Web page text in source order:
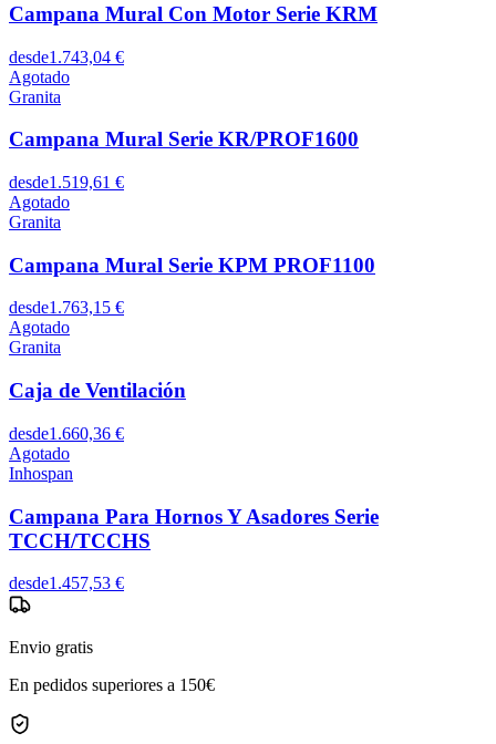
Campana Mural Con Motor Serie KRM
desde1.743,04 €
Agotado
Granita
Campana Mural Serie KR/PROF1600
desde1.519,61 €
Agotado
Granita
Campana Mural Serie KPM PROF1100
desde1.763,15 €
Agotado
Granita
Caja de Ventilación
desde1.660,36 €
Agotado
Inhospan
Campana Para Hornos Y Asadores Serie
TCCH/TCCHS
desde1.457,53 €
Envio gratis
En pedidos superiores a 150€